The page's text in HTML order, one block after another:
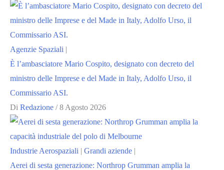
Agenzie Spaziali |
È l’ambasciatore Mario Cospito, designato con decreto del
ministro delle Imprese e del Made in Italy, Adolfo Urso, il
Commissario ASI.
Di Redazione /8 Agosto 2026
Industrie Aerospaziali | Grandi aziende |
Aerei di sesta generazione: Northrop Grumman amplia la